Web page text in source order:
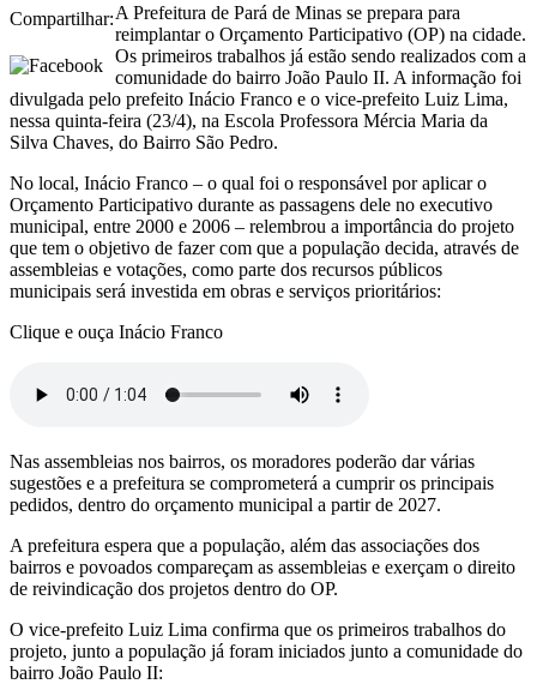
Compartilhar:A Prefeitura de Pará de Minas se prepara para
reimplantar o Orçamento Participativo (OP) na cidade.
Os primeiros trabalhos já estão sendo realizados com a
comunidade do bairro João Paulo II. A informação foi
divulgada pelo prefeito Inácio Franco e o vice-prefeito Luiz Lima,
nessa quinta-feira (23/4), na Escola Professora Mércia Maria da
Silva Chaves, do Bairro São Pedro.
No local, Inácio Franco – o qual foi o responsável por aplicar o
Orçamento Participativo durante as passagens dele no executivo
municipal, entre 2000 e 2006 – relembrou a importância do projeto
que tem o objetivo de fazer com que a população decida, através de
assembleias e votações, como parte dos recursos públicos
municipais será investida em obras e serviços prioritários:
Clique e ouça Inácio Franco
Nas assembleias nos bairros, os moradores poderão dar várias
sugestões e a prefeitura se comprometerá a cumprir os principais
pedidos, dentro do orçamento municipal a partir de 2027.
A prefeitura espera que a população, além das associações dos
bairros e povoados compareçam as assembleias e exerçam o direito
de reivindicação dos projetos dentro do OP.
O vice-prefeito Luiz Lima confirma que os primeiros trabalhos do
projeto, junto a população já foram iniciados junto a comunidade do
bairro João Paulo II: